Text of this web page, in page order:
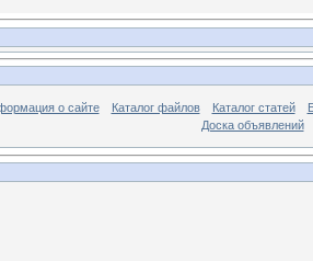
о сайте Каталог файлов Каталог статей
Доска объявлений